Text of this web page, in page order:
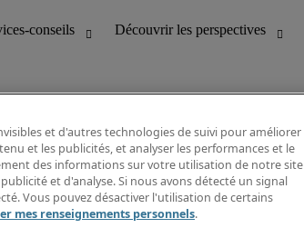
Découvrir les perspectives
Répertoire d’emplois
Guide salarial
Rapports de temps
et d'autres technologies de suivi pour améliorer
et les publicités, et analyser les performances et le
des informations sur votre utilisation de notre site
et d'analyse. Si nous avons détecté un signal
Vous pouvez désactiver l'utilisation de certains
mes renseignements personnels.